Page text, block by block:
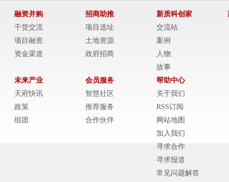
融资并购
干货交流
项目融资
资金渠道
招商助推
项目选址
土地资源
政府招商
新质科创家
交流站
案例
人物
故事
未来产业
天府快讯
政策
组团
会员服务
智慧社区
推荐服务
合作伙伴
帮助中心
关于我们
RSS订阅
网站地图
加入我们
寻求合作
寻求报道
常见问题解答